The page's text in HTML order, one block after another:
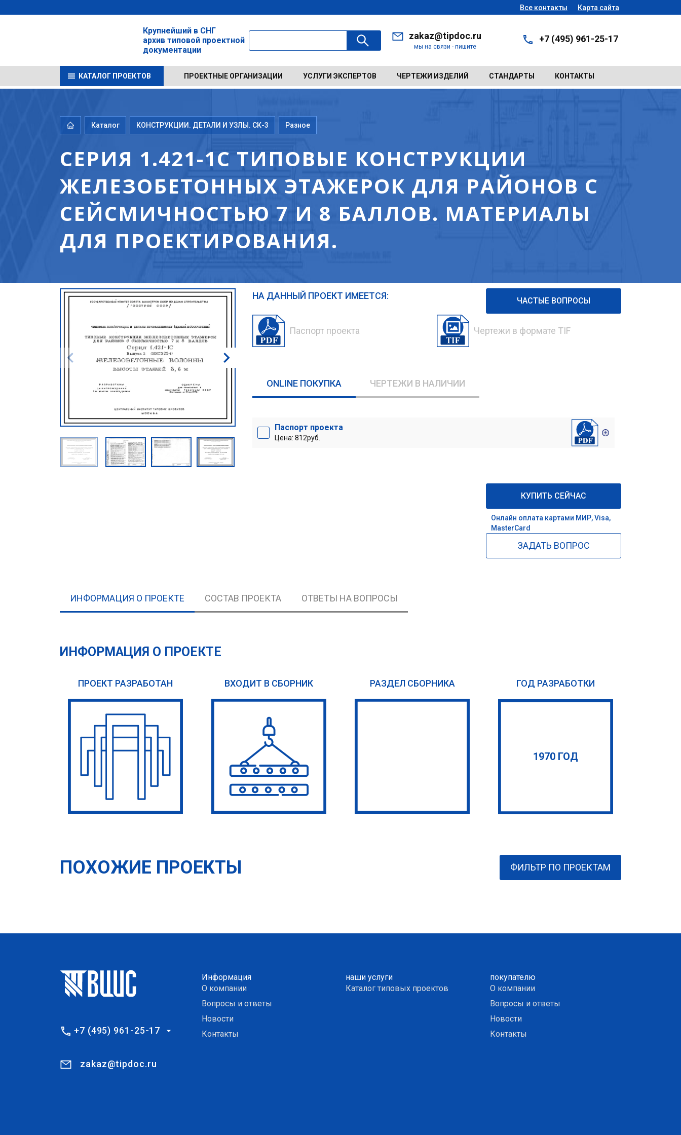
Все контакты Карта сайта
Крупнейший в СНГ
архив типовой проектной
документации
zakaz@tipdoc.ru
мы на связи - пишите
+7 (495) 961-25-17
КАТАЛОГ ПРОЕКТОВ ПРОЕКТНЫЕ ОРГАНИЗАЦИИ УСЛУГИ ЭКСПЕРТОВ ЧЕРТЕЖИ ИЗДЕЛИЙ СТАНДАРТЫ КОНТАКТЫ
Каталог КОНСТРУКЦИИ. ДЕТАЛИ И УЗЛЫ. СК-3 Разное
СЕРИЯ 1.421-1С ТИПОВЫЕ КОНСТРУКЦИИ
ЖЕЛЕЗОБЕТОННЫХ ЭТАЖЕРОК ДЛЯ РАЙОНОВ С
СЕЙСМИЧНОСТЬЮ 7 И 8 БАЛЛОВ. МАТЕРИАЛЫ
ДЛЯ ПРОЕКТИРОВАНИЯ.
НА ДАННЫЙ ПРОЕКТ ИМЕЕТСЯ:
Паспорт проекта Чертежи в формате TIF
ЧАСТЫЕ ВОПРОСЫ
ONLINE ПОКУПКА ЧЕРТЕЖИ В НАЛИЧИИ
Паспорт проекта
Цена: 812руб.
КУПИТЬ СЕЙЧАС
Онлайн оплата картами МИР, Visa,
MasterCard
ЗАДАТЬ ВОПРОС
ИНФОРМАЦИЯ О ПРОЕКТЕ СОСТАВ ПРОЕКТА ОТВЕТЫ НА ВОПРОСЫ
ИНФОРМАЦИЯ О ПРОЕКТЕ
ПРОЕКТ РАЗРАБОТАН ВХОДИТ В СБОРНИК РАЗДЕЛ СБОРНИКА ГОД РАЗРАБОТКИ
1970 ГОД
ПОХОЖИЕ ПРОЕКТЫ ФИЛЬТР ПО ПРОЕКТАМ
+7 (495) 961-25-17
zakaz@tipdoc.ru
Информация
О компании
Вопросы и ответы
Новости
Контакты
наши услуги
Каталог типовых проектов
покупателю
О компании
Вопросы и ответы
Новости
Контакты